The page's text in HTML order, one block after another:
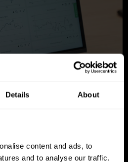
Details About
content and ads, to
and to analyse our traffic.
données et les logiciels de JP.cars
révèle sur la